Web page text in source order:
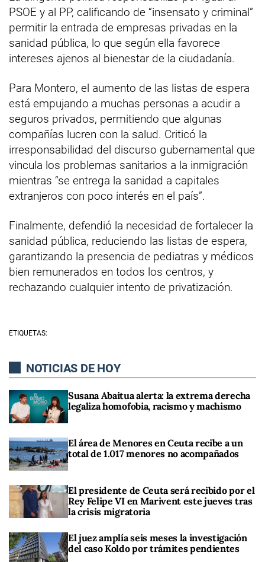
PSOE y al PP, calificando de “insensato y criminal”
permitir la entrada de empresas privadas en la
sanidad pública, lo que según ella favorece
intereses ajenos al bienestar de la ciudadanía.
Para Montero, el aumento de las listas de espera
está empujando a muchas personas a acudir a
seguros privados, permitiendo que algunas
compañías lucren con la salud. Criticó la
irresponsabilidad del discurso gubernamental que
vincula los problemas sanitarios a la inmigración
mientras “se entrega la sanidad a capitales
extranjeros con poco interés en el país”.
Finalmente, defendió la necesidad de fortalecer la
sanidad pública, reduciendo las listas de espera,
garantizando la presencia de pediatras y médicos
bien remunerados en todos los centros, y
rechazando cualquier intento de privatización.
ETIQUETAS:
NOTICIAS DE HOY
Susana Abaitua alerta: la extrema derecha
legaliza homofobia, racismo y machismo
El área de Menores en Ceuta recibe a un
total de 1.017 menores no acompañados
El presidente de Ceuta será recibido por el
Rey Felipe VI en Marivent este jueves tras
la crisis migratoria
El juez amplía seis meses la investigación
del caso Koldo por trámites pendientes